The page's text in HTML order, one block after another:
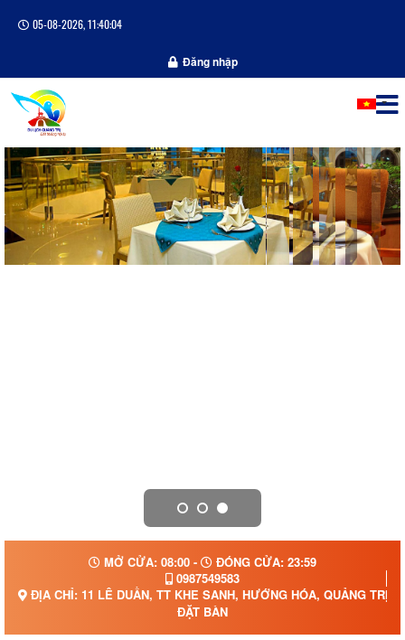
05-08-2026, 11:40:04
Đăng nhập
MỞ CỬA: 08:00 -
ĐÓNG CỬA: 23:59
0987549583
ĐỊA CHỈ: 11 LÊ DUẦN, TT KHE SANH, HƯỚNG HÓA, QUẢNG TRỊ,
ĐẶT BÀN